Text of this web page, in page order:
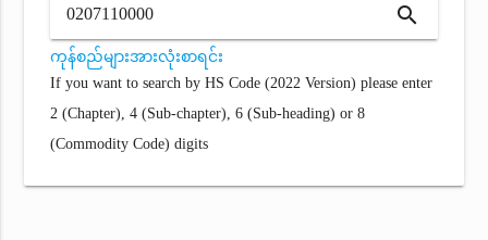
search
ကုန်စည်များအားလုံးစာရင်း
If you want to search by HS Code (2022 Version) please enter
2 (Chapter), 4 (Sub-chapter), 6 (Sub-heading) or 8
(Commodity Code) digits